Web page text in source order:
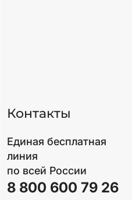
Контакты
Единая бесплатная
линия
по всей России
8 800 600 79 26